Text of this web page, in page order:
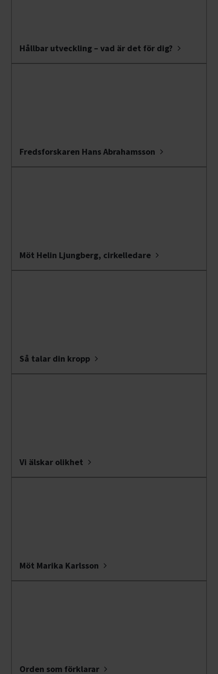
Hållbar utveckling – vad är det för dig?
Fredsforskaren Hans Abrahamsson
Möt Helin Ljungberg, cirkelledare
Så talar din kropp
Vi älskar olikhet
Möt Marika Karlsson
Orden som förklarar